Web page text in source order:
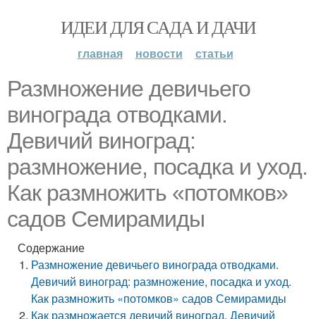
ИДЕИ ДЛЯ САДА И ДАЧИ
главная новости статьи
Размножение девичьего
винограда отводками.
Девичий виноград:
размножение, посадка и уход.
Как размножить «потомков»
садов Семирамиды
Содержание
Размножение девичьего винограда отводками.
Девичий виноград: размножение, посадка и уход.
Как размножить «потомков» садов Семирамиды
Как размножается девичий виноград. Девичий